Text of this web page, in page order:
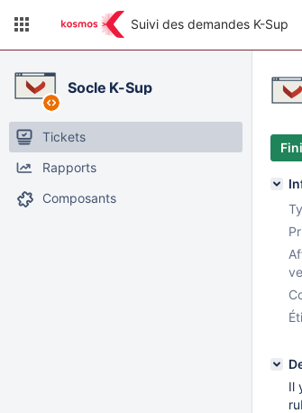
Suivi des demandes K-Sup
Socle K-Sup
Tickets
Rapports
Composants
Fini
Il